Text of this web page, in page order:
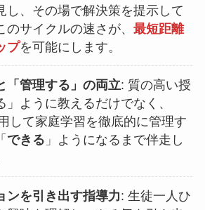
し、その場で解決策を提示して
のサイクルの速さが、最短距離
プを可能にします。
「管理する」の両立: 質の高い授
」ように教えるだけでなく、
して家庭学習を徹底的に管理す
できる 」ようになるまで伴走し
ンを引き出す指導力: 生徒一人ひ